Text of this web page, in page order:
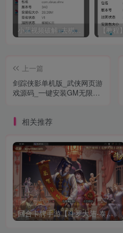
小蓝视频破解+去梆梆加固教程
上一篇
剑踪侠影单机版_武侠网页游
戏源码_一键安装GM无限元
相关推荐
回合卡牌手游【斗罗大陆-泰坦恩明】3月整理Linux手工服务端+运营后台+GM授权后台【站长亲测】